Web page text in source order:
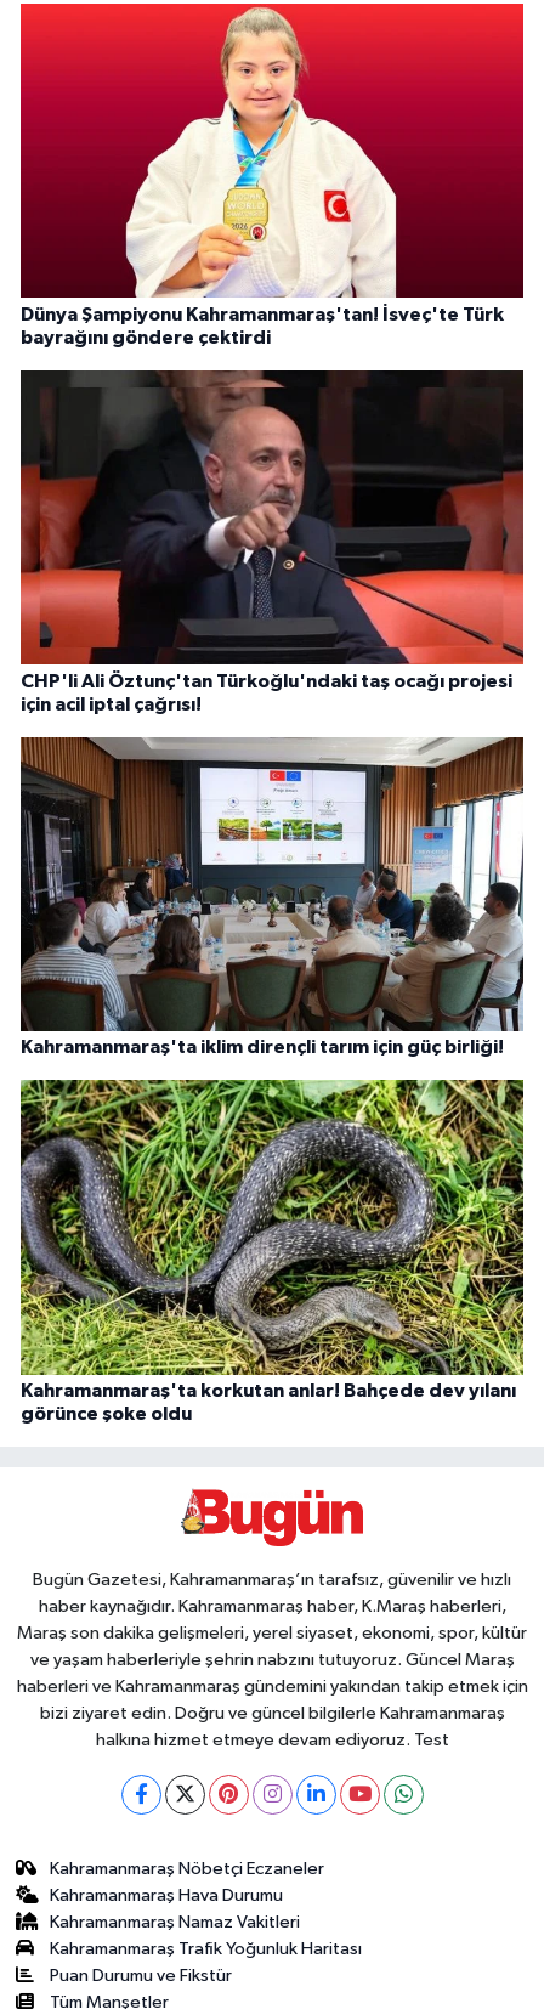
Dünya Şampiyonu Kahramanmaraş'tan! İsveç'te Türk
bayrağını göndere çektirdi
CHP'li Ali Öztunç'tan Türkoğlu'ndaki taş ocağı projesi
için acil iptal çağrısı!
Kahramanmaraş'ta iklim dirençli tarım için güç birliği!
Kahramanmaraş'ta korkutan anlar! Bahçede dev yılanı
görünce şoke oldu
Bugün Gazetesi, Kahramanmaraş’ın tarafsız, güvenilir ve hızlı
haber kaynağıdır. Kahramanmaraş haber, K.Maraş haberleri,
Maraş son dakika gelişmeleri, yerel siyaset, ekonomi, spor, kültür
ve yaşam haberleriyle şehrin nabzını tutuyoruz. Güncel Maraş
haberleri ve Kahramanmaraş gündemini yakından takip etmek için
bizi ziyaret edin. Doğru ve güncel bilgilerle Kahramanmaraş
halkına hizmet etmeye devam ediyoruz. Test
Kahramanmaraş Nöbetçi Eczaneler
Kahramanmaraş Hava Durumu
Kahramanmaraş Namaz Vakitleri
Kahramanmaraş Trafik Yoğunluk Haritası
Puan Durumu ve Fikstür
Tüm Manşetler